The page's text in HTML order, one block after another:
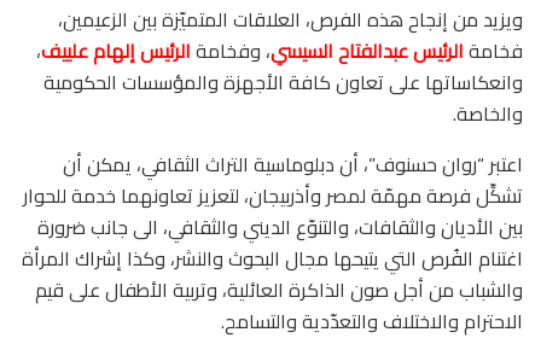
ويزيد من إنجاح هذه الفرص، العلاقات المتميّزة بين الزعيمين،
فخامةالرئيس عبدالفتاح السيسي، وفخامةالرئيس إلهام علييف،
وانعكاساتها على تعاون كافة الأجهزة والمؤسسات الحكومية
والخاصة.
اعتبر “روان حسنوف”، أن دبلوماسية التراث الثقافي، يمكن أن
تشكِّل فرصة مهمّة لمصر وأذربيجان، لتعزيز تعاونهما خدمة للحوار
بين الأديان والثقافات، والتنوّع الديني والثقافي، الى جانب ضرورة
اغتنام الفُرص التي يتيحها مجال البحوث والنشر، وكذا إشراك المرأة
والشباب من أجل صون الذاكرة العائلية، وتربية الأطفال على قيم
الاحترام والاختلاف والتعدّدية والتسامح.